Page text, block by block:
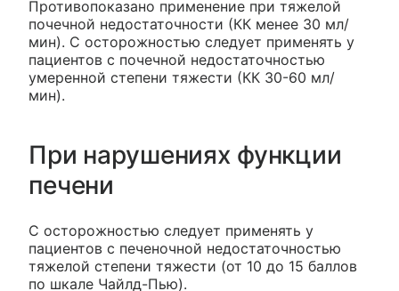
Противопоказано применение при тяжелой
почечной недостаточности (КК менее 30 мл/
мин). С осторожностью следует применять у
пациентов с почечной недостаточностью
умеренной степени тяжести (КК 30-60 мл/
мин).
При нарушениях функции
печени
С осторожностью следует применять у
пациентов с печеночной недостаточностью
тяжелой степени тяжести (от 10 до 15 баллов
по шкале Чайлд-Пью).